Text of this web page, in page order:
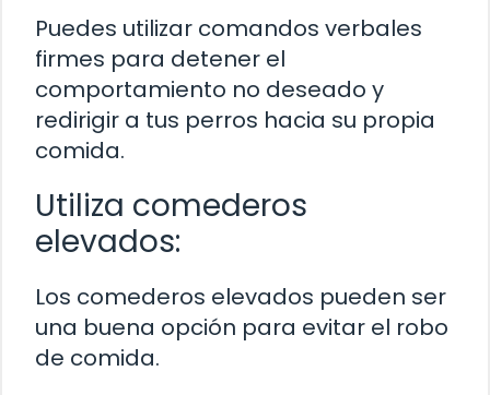
Puedes utilizar comandos verbales
firmes para detener el
comportamiento no deseado y
redirigir a tus perros hacia su propia
comida.
Utiliza comederos
elevados:
Los comederos elevados pueden ser
una buena opción para evitar el robo
de comida.